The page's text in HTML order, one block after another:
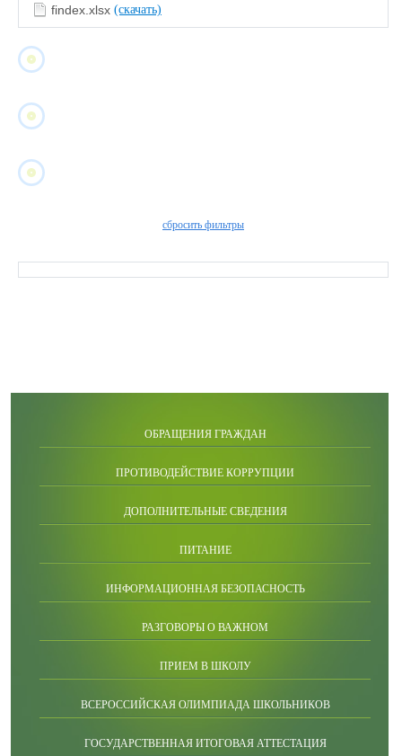
findex.xlsx (скачать)
сбросить фильтры
ОБРАЩЕНИЯ ГРАЖДАН
ПРОТИВОДЕЙСТВИЕ КОРРУПЦИИ
ДОПОЛНИТЕЛЬНЫЕ СВЕДЕНИЯ
ПИТАНИЕ
ИНФОРМАЦИОННАЯ БЕЗОПАСНОСТЬ
РАЗГОВОРЫ О ВАЖНОМ
ПРИЕМ В ШКОЛУ
ВСЕРОССИЙСКАЯ ОЛИМПИАДА ШКОЛЬНИКОВ
ГОСУДАРСТВЕННАЯ ИТОГОВАЯ АТТЕСТАЦИЯ